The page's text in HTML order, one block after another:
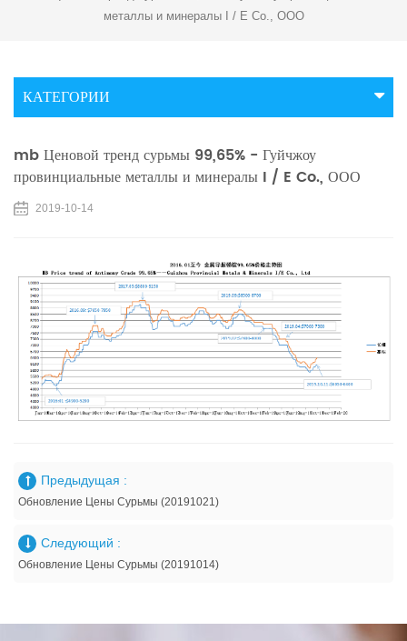
металлы и минералы I / E Co., ООО
КАТЕГОРИИ
mb Ценовой тренд сурьмы 99,65% - Гуйчжоу
провинциальные металлы и минералы I / E Co., ООО
2019-10-14
Предыдущая :
Обновление Цены Сурьмы (20191021)
Следующий :
Обновление Цены Сурьмы (20191014)